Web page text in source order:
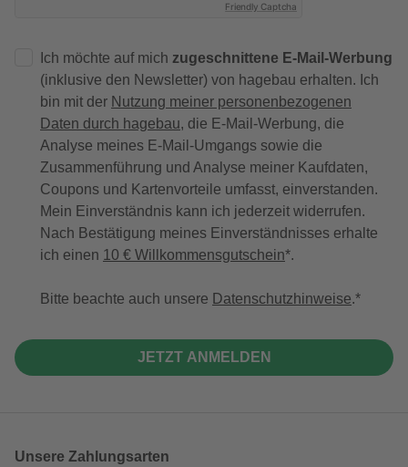
Friendly Captcha
Ich möchte auf mich zugeschnittene E-Mail-Werbung
(inklusive den Newsletter) von hagebau erhalten. Ich
bin mit der Nutzung meiner personenbezogenen
Daten durch hagebau, die E-Mail-Werbung, die
Analyse meines E-Mail-Umgangs sowie die
Zusammenführung und Analyse meiner Kaufdaten,
Coupons und Kartenvorteile umfasst, einverstanden.
Mein Einverständnis kann ich jederzeit widerrufen.
Nach Bestätigung meines Einverständnisses erhalte
ich einen 10 € Willkommensgutschein*.
Bitte beachte auch unsere Datenschutzhinweise.
JETZT ANMELDEN
Unsere Zahlungsarten